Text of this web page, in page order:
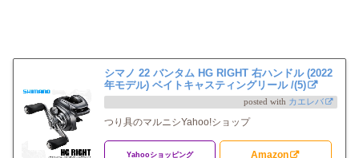
シマノ 22 バンタム HG RIGHT 右ハンドル (2022
年モデル) ベイトキャスティングリール /(5)
posted with カエレバ
つり具のマルニシYahoo!ショップ
Yahooショッピング Amazon